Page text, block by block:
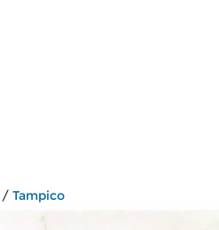
/ Tampico